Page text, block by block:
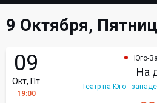
9 Октября,
09
Окт, Пт
19:00
Юго-
На
Театр на Юго - западе